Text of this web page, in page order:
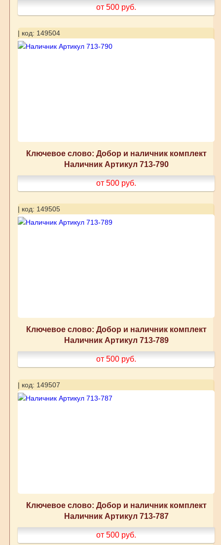
от 500 руб.
| код: 149504
Ключевое слово: Добор и наличник комплект
Наличник Артикул 713-790
от 500 руб.
| код: 149505
Ключевое слово: Добор и наличник комплект
Наличник Артикул 713-789
от 500 руб.
| код: 149507
Ключевое слово: Добор и наличник комплект
Наличник Артикул 713-787
от 500 руб.